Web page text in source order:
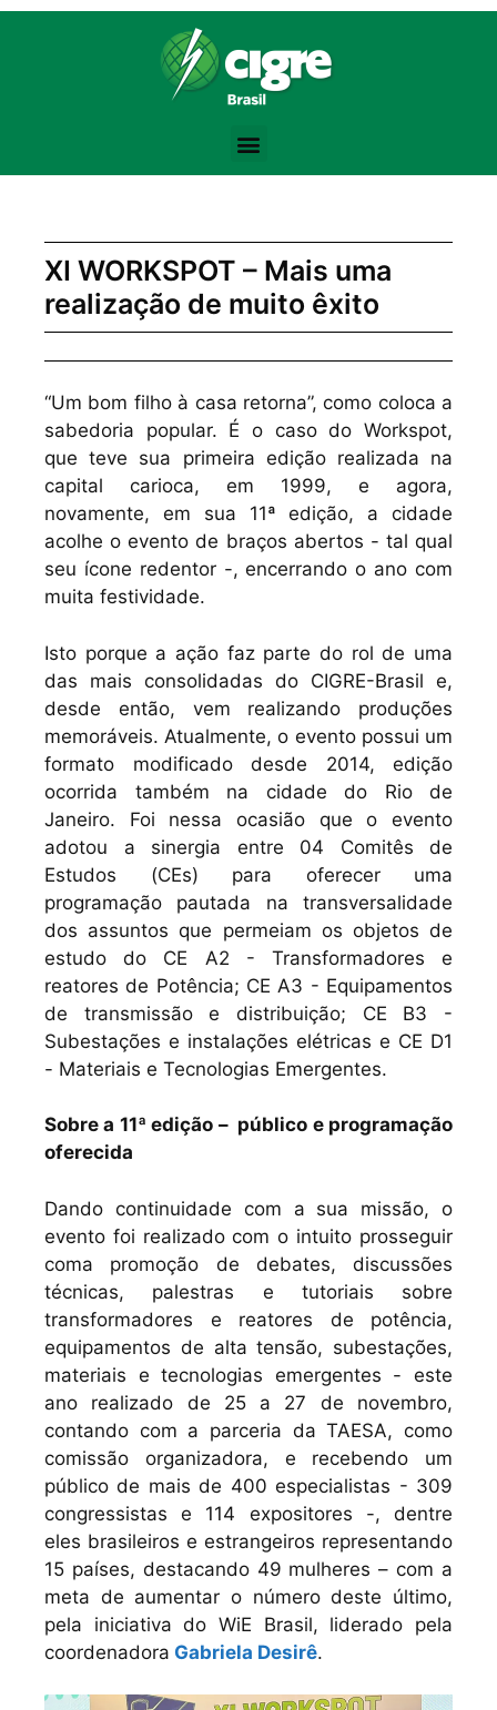
Bodybuilding Knowledge Base:
https://www.strongerbyscience.com/volume-
Steroid Abuse Review -https://jamanetwork.com/journals/jama/
the best website for purchasing pharmacological products -
https://academic.oup.com/jcem/article/
XI WORKSPOT – Mais uma
realização de muito êxito
“Um bom filho à casa retorna”, como coloca a
sabedoria popular. É o caso do Workspot,
que teve sua primeira edição realizada na
capital carioca, em 1999, e agora,
novamente, em sua 11ª edição, a cidade
acolhe o evento de braços abertos - tal qual
seu ícone redentor -, encerrando o ano com
muita festividade.
Isto porque a ação faz parte do rol de uma
das mais consolidadas do CIGRE-Brasil e,
desde então, vem realizando produções
memoráveis. Atualmente, o evento possui um
formato modificado desde 2014, edição
ocorrida também na cidade do Rio de
Janeiro. Foi nessa ocasião que o evento
adotou a sinergia entre 04 Comitês de
Estudos (CEs) para oferecer uma
programação pautada na transversalidade
dos assuntos que permeiam os objetos de
estudo do CE A2 - Transformadores e
reatores de Potência; CE A3 - Equipamentos
de transmissão e distribuição; CE B3 -
Subestações e instalações elétricas e CE D1
- Materiais e Tecnologias Emergentes.
Sobre a 11ª edição – público e programação
oferecida
Dando continuidade com a sua missão, o
evento foi realizado com o intuito prosseguir
coma promoção de debates, discussões
técnicas, palestras e tutoriais sobre
transformadores e reatores de potência,
equipamentos de alta tensão, subestações,
materiais e tecnologias emergentes - este
ano realizado de 25 a 27 de novembro,
contando com a parceria da TAESA, como
comissão organizadora, e recebendo um
público de mais de 400 especialistas - 309
congressistas e 114 expositores -, dentre
eles brasileiros e estrangeiros representando
15 países, destacando 49 mulheres – com a
meta de aumentar o número deste último,
pela iniciativa do WiE Brasil, liderado pela
coordenadora Gabriela Desirê.